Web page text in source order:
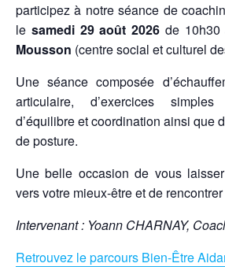
participez à notre séance de
le samedi 29 août 2026 de
Mousson (centre social et culturel
Une séance composée
articulaire, d’exercices
d’équilibre et coordination ainsi que
de posture.
Une belle occasion de vous
vers votre mieux-être et de rencontrer
Intervenant : Yoann CHARNAY,
Retrouvez le parcours Bien-Être